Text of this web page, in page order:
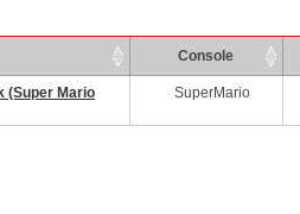
Console
(Super Mario
SuperMario